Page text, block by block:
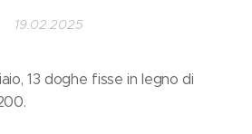
19.02.2025
13 doghe fisse in legno di